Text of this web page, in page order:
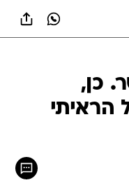
כן,
הראיתי